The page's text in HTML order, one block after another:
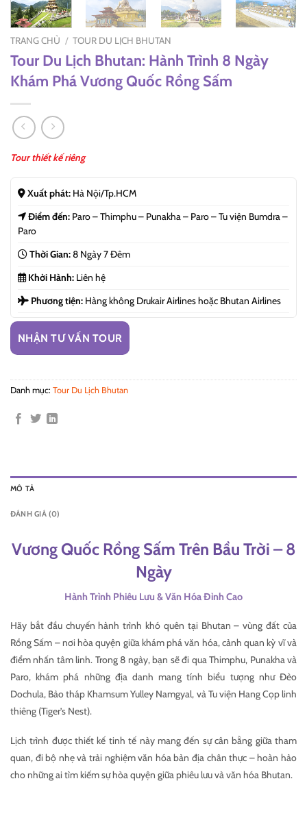
TRANG CHỦ / TOUR DU LỊCH BHUTAN
Tour Du Lịch Bhutan: Hành Trình 8 Ngày
Khám Phá Vương Quốc Rồng Sấm
Tour thiết kế riêng
Xuất phát: Hà Nội/Tp.HCM
Điểm đến: Paro – Thimphu – Punakha – Paro – Tu viện Bumdra –
Paro
Thời Gian:8 Ngày 7 Đêm
Khởi Hành: Liên hệ
Phương tiện: Hàng không Drukair Airlines hoặc Bhutan Airlines
NHẬN TƯ VẤN TOUR
Danh mục: Tour Du Lịch Bhutan
MÔ TẢ
ĐÁNH GIÁ (0)
Vương Quốc Rồng Sấm Trên Bầu Trời – 8
Ngày
Hành Trình Phiêu Lưu & Văn Hóa Đỉnh Cao
Hãy bắt đầu chuyến hành trình khó quên tại Bhutan – vùng đất của
Rồng Sấm – nơi hòa quyện giữa khám phá văn hóa, cảnh quan kỳ vĩ và
điểm nhấn tâm linh. Trong 8 ngày, bạn sẽ đi qua Thimphu, Punakha và
Paro, khám phá những địa danh mang tính biểu tượng như Đèo
Dochula, Bảo tháp Khamsum Yulley Namgyal, và Tu viện Hang Cọp linh
thiêng (Tiger’s Nest).
Lịch trình được thiết kế tinh tế này mang đến sự cân bằng giữa tham
quan, đi bộ nhẹ và trải nghiệm văn hóa bản địa chân thực – hoàn hảo
cho những ai tìm kiếm sự hòa quyện giữa phiêu lưu và văn hóa Bhutan.